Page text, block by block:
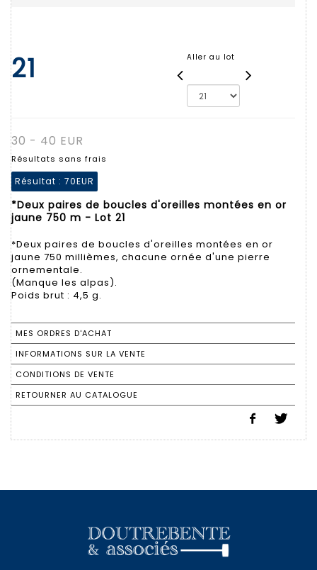
21 Aller au lot
30 - 40 EUR
Résultats sans frais
Résultat : 70EUR
*Deux paires de boucles d'oreilles montées en or
jaune 750 m - Lot 21
*Deux paires de boucles d'oreilles montées en or
jaune 750 millièmes, chacune ornée d'une pierre
ornementale.
(Manque les alpas).
Poids brut : 4,5 g.
MES ORDRES D'ACHAT
INFORMATIONS SUR LA VENTE
CONDITIONS DE VENTE
RETOURNER AU CATALOGUE